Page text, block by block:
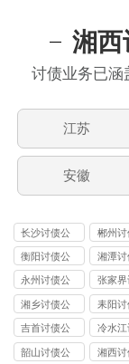
湘西
讨债业务已涵
江苏
安徽
长沙讨债公
司
郴州讨
司
衡阳讨债公
司
湘潭讨
司
永州讨债公
司
张家界
公司
湘乡讨债公
司
耒阳讨
司
吉首讨债公
司
冷水江
公司
韶山讨债公
湘西讨